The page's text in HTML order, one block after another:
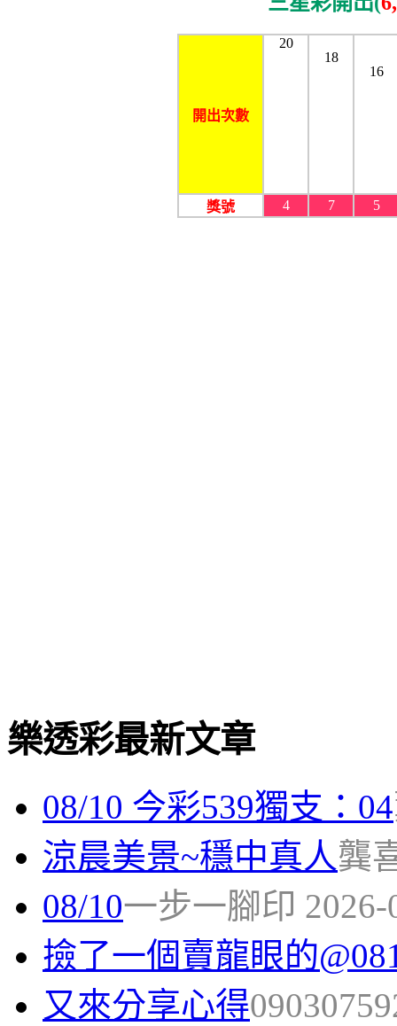
開出次數
20
18
16
獎號 4 7 5
樂透彩最新文章
08/10 今彩539獨支：04
涼晨美景~穩中真人龔
08/10一步一腳印 2026-
撿了一個賣龍眼的
又來分享心得